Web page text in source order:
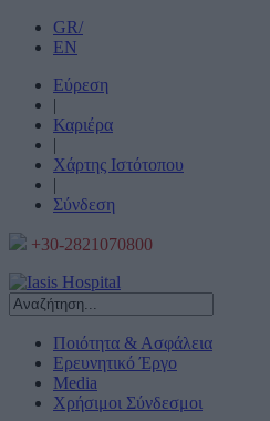
GR/
EN
Εύρεση
|
Καριέρα
|
Χάρτης Ιστότοπου
|
Σύνδεση
+30-2821070800
Ποιότητα & Ασφάλεια
Ερευνητικό Έργο
Media
Χρήσιμοι Σύνδεσμοι